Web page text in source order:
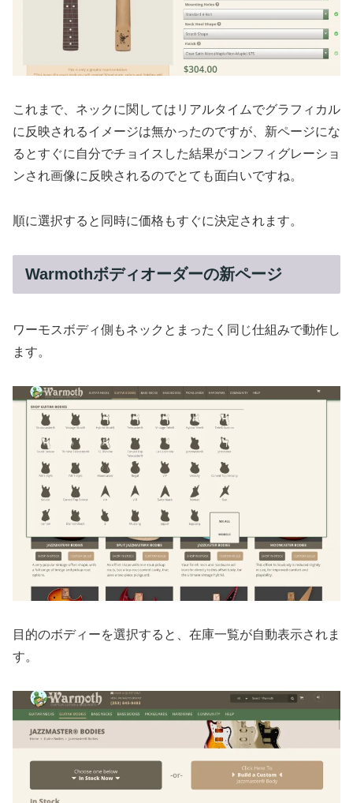
これまで、ネックに関してはリアルタイムでグラフィカル
に反映されるイメージは無かったのですが、新ページにな
るとすぐに自分でチョイスした結果がコンフィグレーショ
ンされ画像に反映されるのでとても面白いですね。
順に選択すると同時に価格もすぐに決定されます。
Warmothボディオーダーの新ページ
ワーモスボディ側もネックとまったく同じ仕組みで動作し
ます。
目的のボディーを選択すると、在庫一覧が自動表示されま
す。